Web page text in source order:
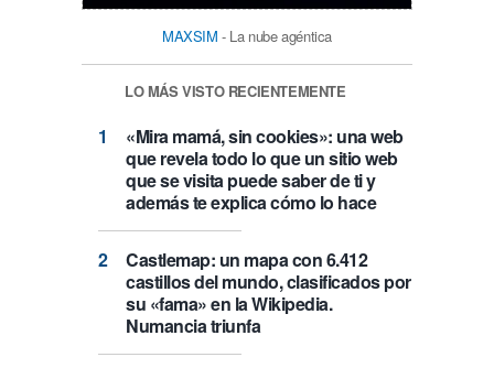
MAXSIM - La nube agéntica
LO MÁS VISTO RECIENTEMENTE
«Mira mamá, sin cookies»: una web
que revela todo lo que un sitio web
que se visita puede saber de ti y
además te explica cómo lo hace
Castlemap: un mapa con 6.412
castillos del mundo, clasificados por
su «fama» en la Wikipedia.
Numancia triunfa